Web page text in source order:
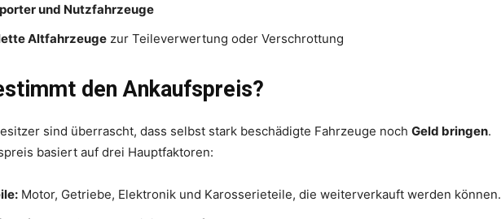
und Nutzfahrzeuge
Altfahrzeuge zur Teileverwertung oder Verschrottung
den Ankaufspreis?
sind überrascht, dass selbst stark beschädigte Fahrzeuge noch Geld bringen.
basiert auf drei Hauptfaktoren:
Motor, Getriebe, Elektronik und Karosserieteile, die weiterverkauft werden können.